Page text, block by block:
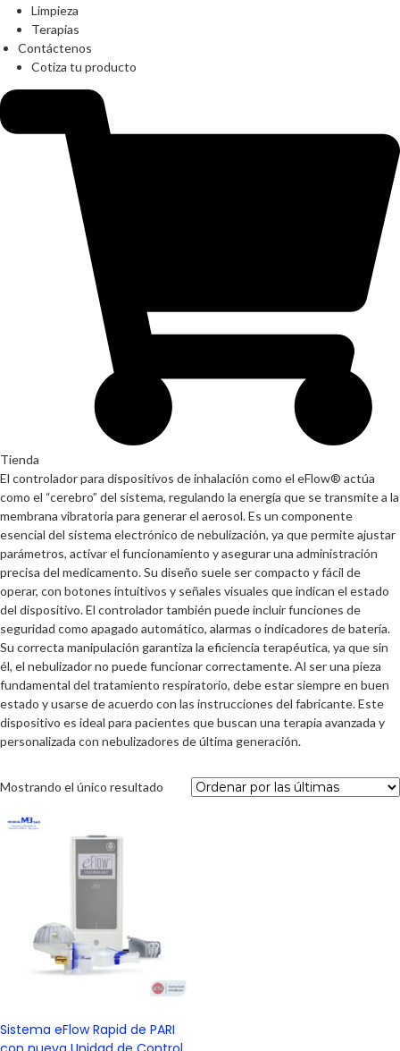
Limpieza
Terapias
Contáctenos
Cotiza tu producto
Tienda
El controlador para dispositivos de inhalación como el eFlow® actúa
como el “cerebro” del sistema, regulando la energía que se transmite a la
membrana vibratoria para generar el aerosol. Es un componente
esencial del sistema electrónico de nebulización, ya que permite ajustar
parámetros, activar el funcionamiento y asegurar una administración
precisa del medicamento. Su diseño suele ser compacto y fácil de
operar, con botones intuitivos y señales visuales que indican el estado
del dispositivo. El controlador también puede incluir funciones de
seguridad como apagado automático, alarmas o indicadores de batería.
Su correcta manipulación garantiza la eficiencia terapéutica, ya que sin
él, el nebulizador no puede funcionar correctamente. Al ser una pieza
fundamental del tratamiento respiratorio, debe estar siempre en buen
estado y usarse de acuerdo con las instrucciones del fabricante. Este
dispositivo es ideal para pacientes que buscan una terapia avanzada y
personalizada con nebulizadores de última generación.
Mostrando el único resultado
Sistema eFlow Rapid de PARI